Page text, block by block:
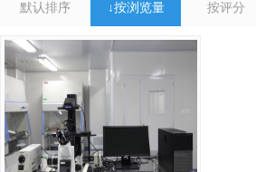
默认排序 ↓按浏览量 按评分